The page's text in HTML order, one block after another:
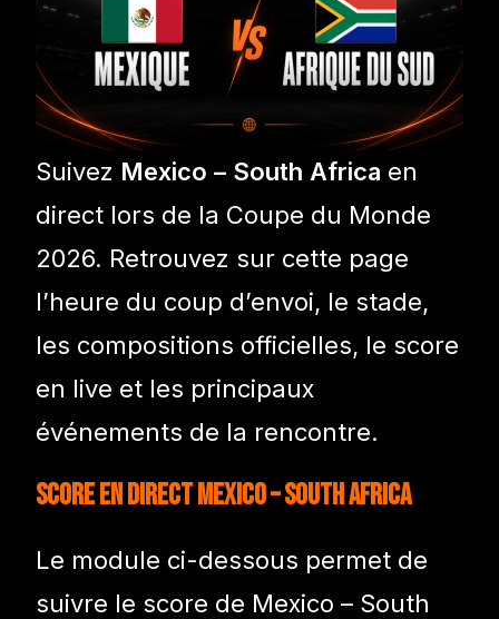
Suivez Mexico – South Africa en
direct lors de la Coupe du Monde
2026. Retrouvez sur cette page
l’heure du coup d’envoi, le stade,
les compositions officielles, le score
en live et les principaux
événements de la rencontre.
Score en direct Mexico – South Africa
Le module ci-dessous permet de
suivre le score de Mexico – South